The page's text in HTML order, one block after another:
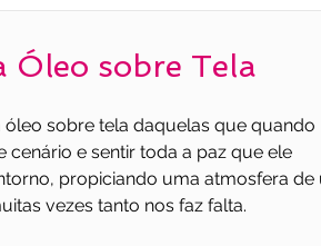
Óleo sobre Tela
sobre tela daquelas que quando
cenário e sentir toda a paz que ele
propiciando uma atmosfera de
vezes tanto nos faz falta.